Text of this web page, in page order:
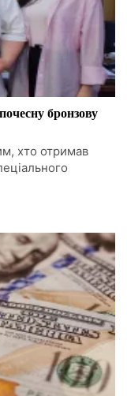
бронзову
хто отримав